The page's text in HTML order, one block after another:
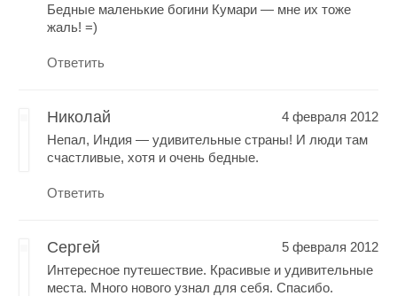
Бедные маленькие богини Кумари — мне их тоже
жаль! =)
Ответить
Николай
4 февраля 2012
Непал, Индия — удивительные страны! И люди там
счастливые, хотя и очень бедные.
Ответить
Сергей
5 февраля 2012
Интересное путешествие. Красивые и удивительные
места. Много нового узнал для себя. Спасибо.